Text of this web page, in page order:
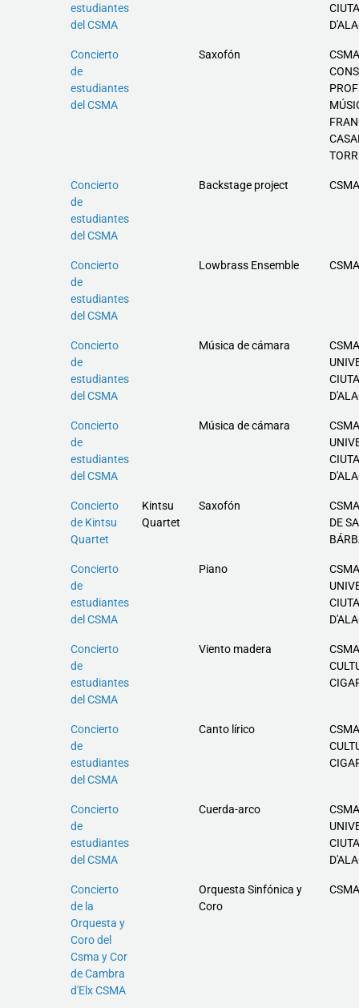
estudiantes
del CSMA
Concierto
de
estudiantes
del CSMA
Saxofón
Concierto
de
estudiantes
del CSMA
Backstage project CSMA
Concierto
de
estudiantes
del CSMA
Lowbrass Ensemble CSMA
Concierto
de
estudiantes
del CSMA
Música de cámara
Concierto
de
estudiantes
del CSMA
Música de cámara
Concierto
de Kintsu
Quartet
Kintsu
Quartet
Saxofón
DE
Concierto
de
estudiantes
del CSMA
Piano
Concierto
de
estudiantes
del CSMA
Viento madera
Concierto
de
estudiantes
del CSMA
Canto lírico
Concierto
de
estudiantes
del CSMA
Cuerda-arco
Concierto
de la
Orquesta y
Coro del
Csma y Cor
de Cambra
d'Elx CSMA
Orquesta Sinfónica y
Coro